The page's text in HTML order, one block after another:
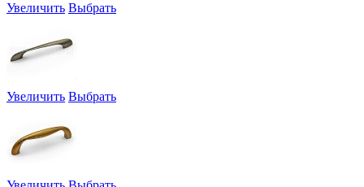
Увеличить Выбрать
Увеличить Выбрать